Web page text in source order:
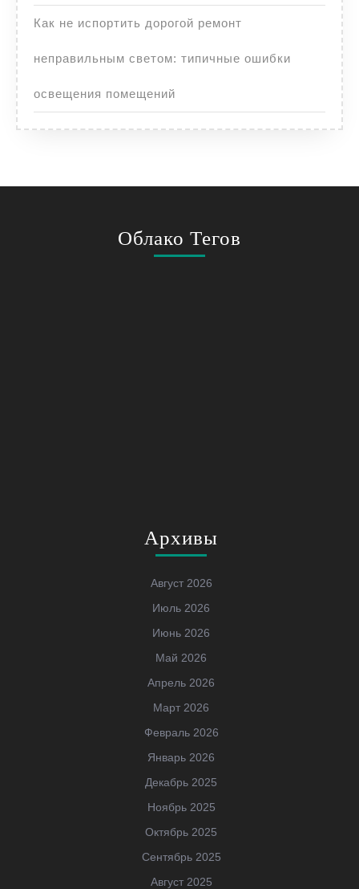
Как не испортить дорогой ремонт
неправильным светом: типичные ошибки
освещения помещений
Облако Тегов
Архивы
Август 2026
Июль 2026
Июнь 2026
Май 2026
Апрель 2026
Март 2026
Февраль 2026
Январь 2026
Декабрь 2025
Ноябрь 2025
Октябрь 2025
Сентябрь 2025
Август 2025